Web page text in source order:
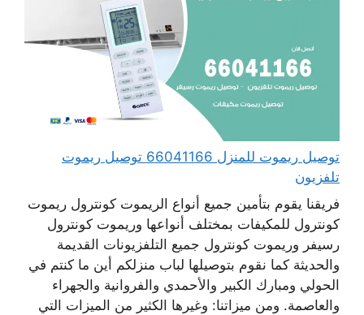
توصيل ريموت للمنزل 66041166 توصيل ريموت
تلفزيون
فريقنا يقوم بتأمين جميع أنواع الريموت كونترول ريموت
كونترول للمكيفات بمختلف أنواعها وريموت كونترول
رسيفر وريموت كونترول جميع التلفزيونات القديمة
والحديثة كما نقوم بتوصيلها لباب منزلكم أين ما كنتم في
الحولي ومبارك الكبير والأحمدي والفروانية والجهراء
والعاصمة. ومن ميزاتنا: وغيرها الكثير من الميزات التي